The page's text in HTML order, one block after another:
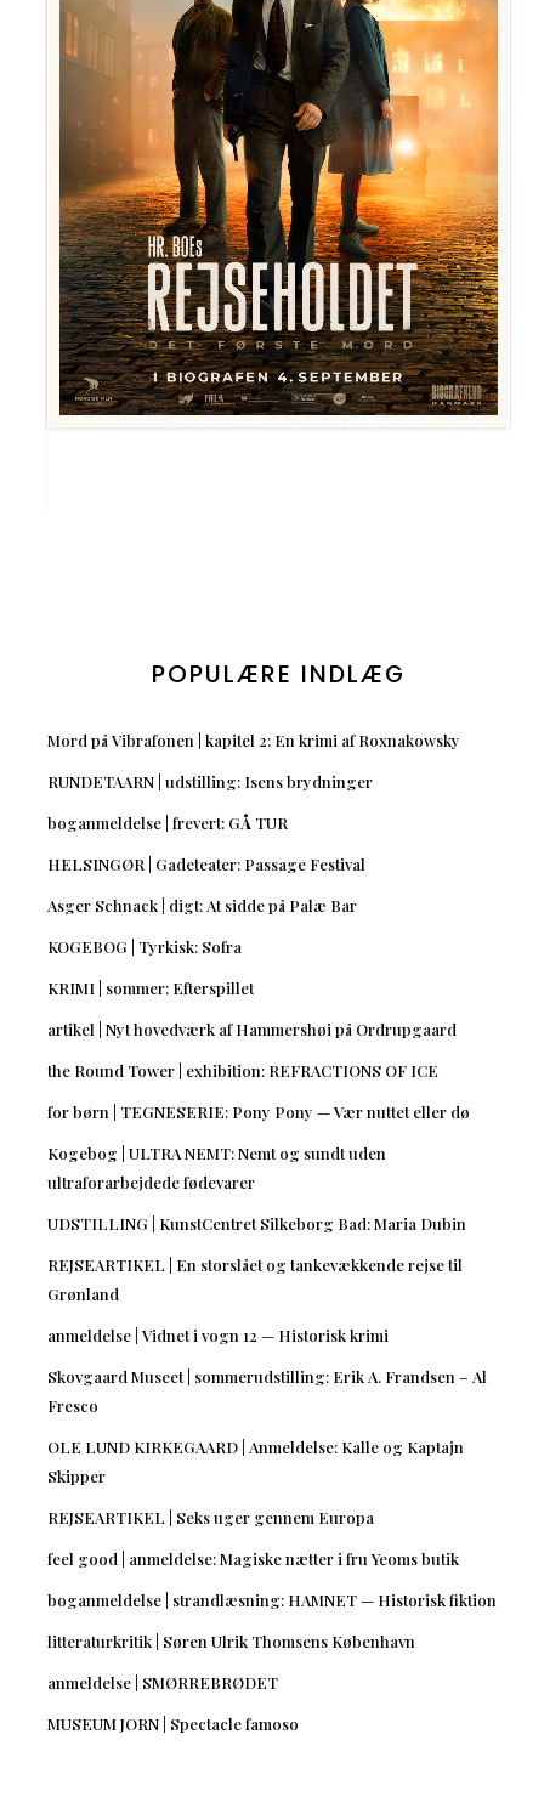
POPULÆRE INDLÆG
Mord på Vibrafonen | kapitel 2: En krimi af Roxnakowsky
RUNDETAARN | udstilling: Isens brydninger
boganmeldelse | frevert: GÅ TUR
HELSINGØR | Gadeteater: Passage Festival
Asger Schnack | digt: At sidde på Palæ Bar
KOGEBOG | Tyrkisk: Sofra
KRIMI | sommer: Efterspillet
artikel | Nyt hovedværk af Hammershøi på Ordrupgaard
the Round Tower | exhibition: REFRACTIONS OF ICE
for børn | TEGNESERIE: Pony Pony — Vær nuttet eller dø
Kogebog | ULTRA NEMT: Nemt og sundt uden
ultraforarbejdede fødevarer
UDSTILLING | KunstCentret Silkeborg Bad: Maria Dubin
REJSEARTIKEL | En storslået og tankevækkende rejse til
Grønland
anmeldelse | Vidnet i vogn 12 — Historisk krimi
Skovgaard Museet | sommerudstilling: Erik A. Frandsen – Al
Fresco
OLE LUND KIRKEGAARD | Anmeldelse: Kalle og Kaptajn
Skipper
REJSEARTIKEL | Seks uger gennem Europa
feel good | anmeldelse: Magiske nætter i fru Yeoms butik
boganmeldelse | strandlæsning: HAMNET — Historisk fiktion
litteraturkritik | Søren Ulrik Thomsens København
anmeldelse | SMØRREBRØDET
MUSEUM JORN | Spectacle famoso